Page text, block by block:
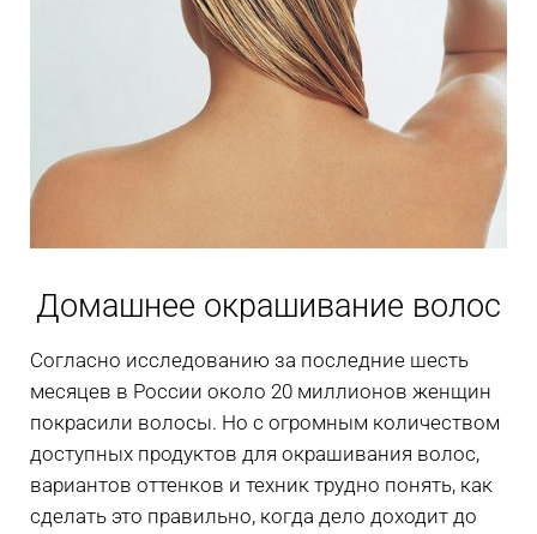
Домашнее окрашивание волос
Согласно исследованию за последние шесть
месяцев в России около 20 миллионов женщин
покрасили волосы. Но с огромным количеством
доступных продуктов для окрашивания волос,
вариантов оттенков и техник трудно понять, как
сделать это правильно, когда дело доходит до